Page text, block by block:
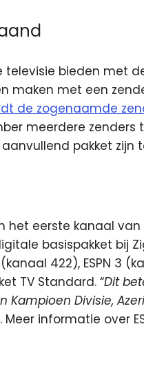
televisie bieden met
maken met een
de zogenaamde
meerdere zenders
pakket zijn
eerste kanaal van
basispakket bij
422), ESPN 3
TV Standard. “Dit
Kampioen Divisie,
Meer informatie over